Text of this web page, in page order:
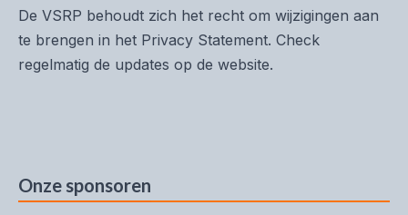
De VSRP behoudt zich het recht om wijzigingen aan
te brengen in het Privacy Statement. Check
regelmatig de updates op de website.
Onze sponsoren